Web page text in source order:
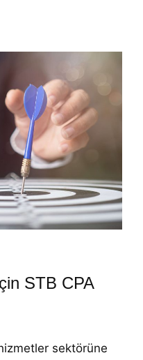
STB CPA
sektörüne